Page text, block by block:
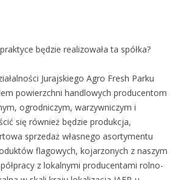
będzie realizowała ta spółka?
Jurajskiego Agro Fresh Parku
powierzchni handlowych producentom
ogrodniczym, warzywniczym i
się również będzie produkcja,
sprzedaż własnego asortymentu
flagowych, kojarzonych z naszym
z lokalnymi producentami rolno-